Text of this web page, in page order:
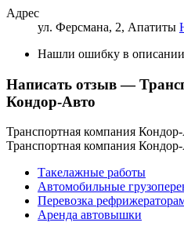
Адрес
ул. Ферсмана, 2, Апатиты
Нашли ошибку в
Написать отзыв—
Кондор-Авто
Транспортная компания
Транспортная компания
Такелажные работы
Автомобильные
Перевозка
Аренда автовышки